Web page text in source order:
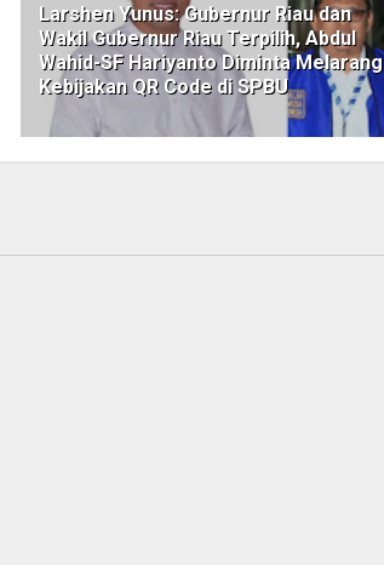
Larshen Yunus: Gubernur Riau dan
Wakil Gubernur Riau Terpilih, Abdul
Wahid-SF Hariyanto Diminta Melarang
Kebijakan QR Code di SPBU